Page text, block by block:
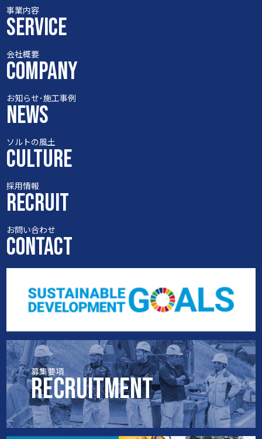
事業内容
SERVICE
会社概要
COMPANY
お知らせ･施工事例
NEWS
ソルトの風土
CULTURE
採用情報
RECRUIT
お問い合わせ
CONTACT
募集要項
RECRUITMENT